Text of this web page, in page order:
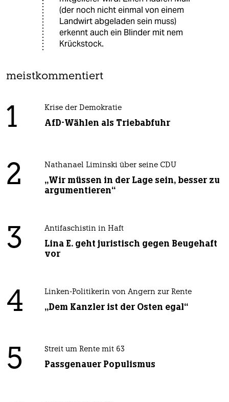
(der noch nicht einmal von einem
Landwirt abgeladen sein muss)
erkennt auch ein Blinder mit nem
Krückstock.
meistkommentiert
1 Krise der Demokratie
AfD-Wählen als Triebabfuhr
2 Nathanael Liminski über seine CDU
„Wir müssen in der Lage sein, besser zu
argumentieren“
3 Antifaschistin in Haft
Lina E. geht juristisch gegen Beugehaft
vor
4 Linken-Politikerin von Angern zur Rente
„Dem Kanzler ist der Osten egal“
5 Streit um Rente mit 63
Passgenauer Populismus